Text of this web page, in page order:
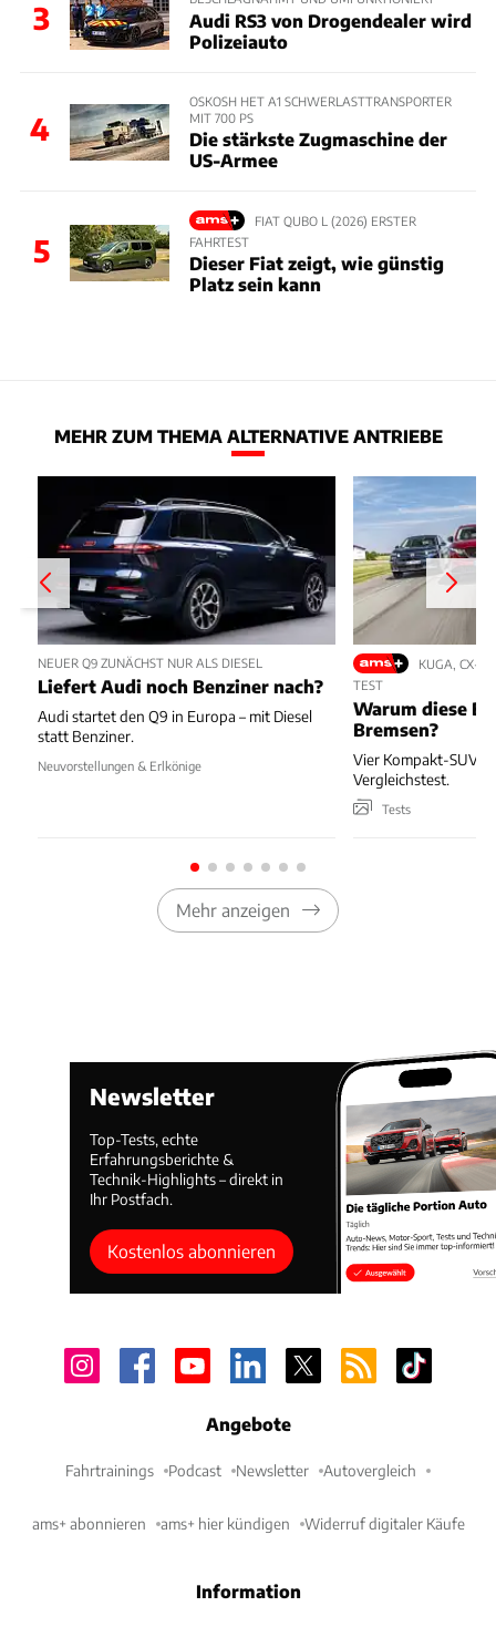
3
Audi RS3 von Drogendealer wird
Polizeiauto
4
OSKOSH HET A1 SCHWERLASTTRANSPORTER
MIT 700 PS
Die stärkste Zugmaschine der
US-Armee
5
FIAT QUBO L (2026) ERSTER
FAHRTEST
Dieser Fiat zeigt, wie günstig
Platz sein kann
MEHR ZUM THEMA ALTERNATIVE ANTRIEBE
NEUER Q9 ZUNÄCHST NUR ALS DIESEL
Liefert Audi noch Benziner nach?
Audi startet den Q9 in Europa – mit Diesel
statt Benziner.
Neuvorstellungen & Erlkönige
KUGA, CX-5,
TEST
Warum diese
Bremsen?
Vier Kompakt-SUV
Vergleichstest.
Tests
Mehr anzeigen
Newsletter
Top-Tests, echte
Erfahrungsberichte &
Technik-Highlights – direkt in
Ihr Postfach.
Kostenlos abonnieren
Angebote
Fahrtrainings Podcast Newsletter Autovergleich
ams+ abonnieren ams+ hier kündigen Widerruf digitaler Käufe
Information